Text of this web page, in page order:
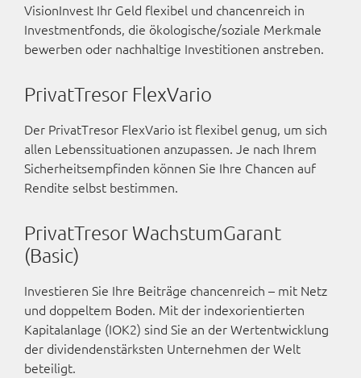
VisionInvest Ihr Geld flexibel und chancenreich in
Investmentfonds, die ökologische/soziale Merkmale
bewerben oder nachhaltige Investitionen anstreben.
PrivatTresor FlexVario
Der PrivatTresor FlexVario ist flexibel genug, um sich
allen Lebenssituationen anzupassen. Je nach Ihrem
Sicherheitsempfinden können Sie Ihre Chancen auf
Rendite selbst bestimmen.
PrivatTresor WachstumGarant
(Basic)
Investieren Sie Ihre Beiträge chancenreich – mit Netz
und doppeltem Boden. Mit der indexorientierten
Kapitalanlage (IOK2) sind Sie an der Wertentwicklung
der dividendenstärksten Unternehmen der Welt
beteiligt.